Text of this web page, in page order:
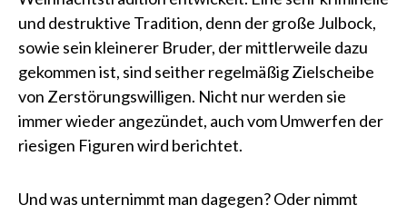
und destruktive Tradition, denn der große Julbock,
sowie sein kleinerer Bruder, der mittlerweile dazu
gekommen ist, sind seither regelmäßig Zielscheibe
von Zerstörungswilligen. Nicht nur werden sie
immer wieder angezündet, auch vom Umwerfen der
riesigen Figuren wird berichtet.
Und was unternimmt man dagegen? Oder nimmt